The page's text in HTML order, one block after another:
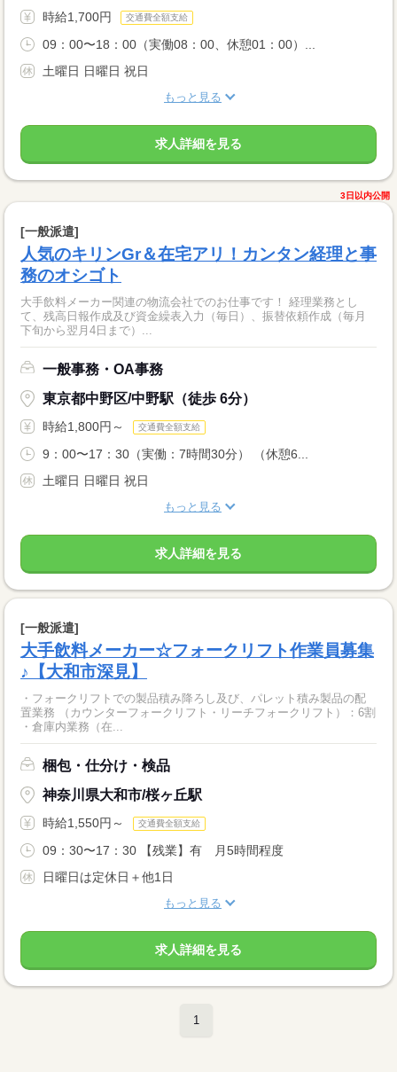
時給1,700円 交通費全額支給
09：00〜18：00（実働08：00、休憩01：00）...
土曜日 日曜日 祝日
もっと見る
求人詳細を見る
3日以内公開
[一般派遣]
人気のキリンGr＆在宅アリ！カンタン経理と事
務のオシゴト
大手飲料メーカー関連の物流会社でのお仕事です！ 経理業務とし
て、残高日報作成及び資金繰表入力（毎日）、振替依頼作成（毎月
下旬から翌月4日まで）...
一般事務・OA事務
東京都中野区/中野駅（徒歩 6分）
時給1,800円～ 交通費全額支給
9：00〜17：30（実働：7時間30分） （休憩6...
土曜日 日曜日 祝日
もっと見る
求人詳細を見る
[一般派遣]
大手飲料メーカー☆フォークリフト作業員募集
♪【大和市深見】
・フォークリフトでの製品積み降ろし及び、パレット積み製品の配
置業務 （カウンターフォークリフト・リーチフォークリフト）：6割
・倉庫内業務（在...
梱包・仕分け・検品
神奈川県大和市/桜ヶ丘駅
時給1,550円～ 交通費全額支給
09：30〜17：30 【残業】有 月5時間程度
日曜日は定休日＋他1日
もっと見る
求人詳細を見る
1